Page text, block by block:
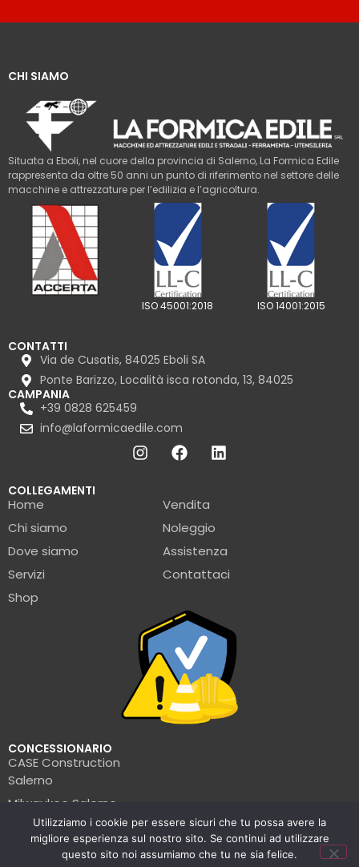
CHI SIAMO
Situata a Eboli, nel cuore della provincia di Salerno, La Formica Edile
rappresenta da oltre 50 anni un punto di riferimento nel settore delle
macchine e attrezzature per l’edilizia e l’agricoltura.
ISO 45001:2018 ISO 14001:2015
CONTATTI
Via de Cusatis, 84025 Eboli SA
Ponte Barizzo, Località isca rotonda, 13, 84025
CAMPANIA
+39 0828 625459
info@laformicaedile.com
COLLEGAMENTI
Home
Chi siamo
Dove siamo
Servizi
Shop
Vendita
Noleggio
Assistenza
Contattaci
CONCESSIONARIO
CASE Construction
Salerno
Milwaukee Salerno
Turbosol Salerno
Pramac Salerno
Utilizziamo i cookie per essere sicuri che tu possa avere la
migliore esperienza sul nostro sito. Se continui ad utilizzare
questo sito noi assumiamo che tu ne sia felice.